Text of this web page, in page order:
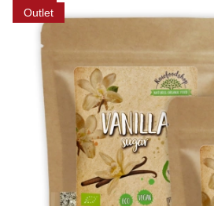
Outlet